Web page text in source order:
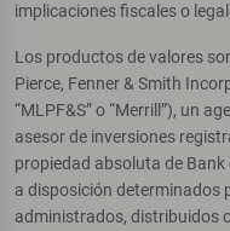
implicaciones fiscales o
Los productos de valores
Pierce, Fenner & Smith
“MLPF&S” o “Merrill”), un
asesor de inversiones
propiedad absoluta de
a disposición determinados
administrados, distribuidos